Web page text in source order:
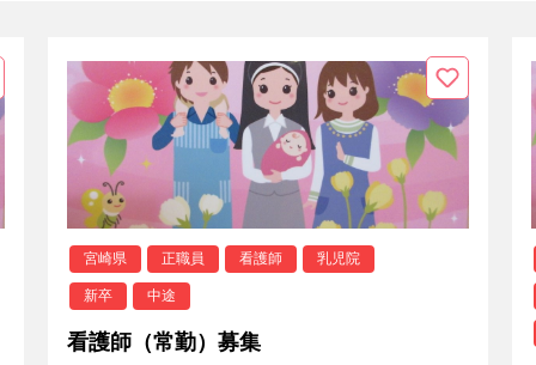
宮崎県 正職員 看護師 乳児院
新卒 中途
看護師（常勤）募集